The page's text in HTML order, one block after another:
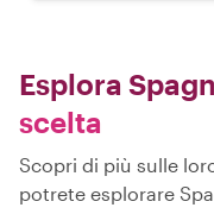
Esplora
scelta
Scopri di più sulle
potrete esplorare